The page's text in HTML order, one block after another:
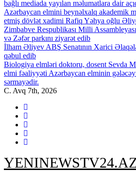
bağlı mediada yayılan məlumatlara dair
Azərbaycan elmini beynəlxalq akademik
etmiş dövlət xadimi Rafiq Yəhya oğlu
Zimbabve Respublikası Milli
və Zəfər parkını ziyarət edib
İlham Əliyev ABŞ Senatının Xarici
qəbul edib
Biologiya elmləri doktoru, dosent Sevda
elmi fəaliyyəti Azərbaycan elminin
sərmayədir.
C. Avq 7th, 2026